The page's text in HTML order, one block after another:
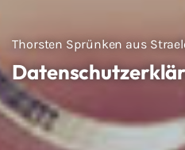
Thorsten Sprünken aus